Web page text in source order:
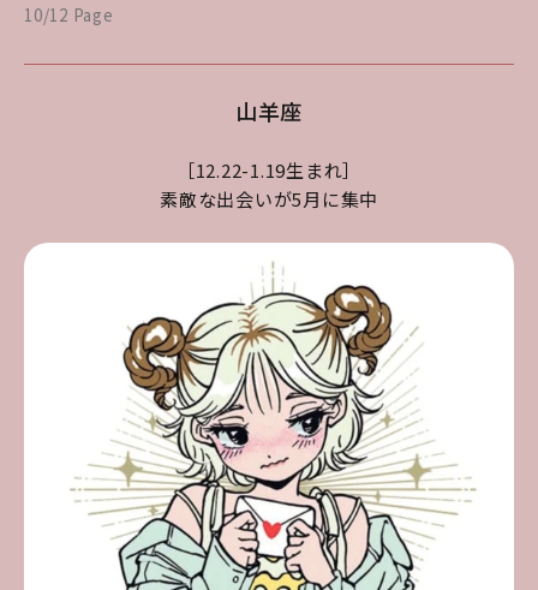
10/12 Page
山羊座
［12.22-1.19生まれ］
素敵な出会いが5月に集中